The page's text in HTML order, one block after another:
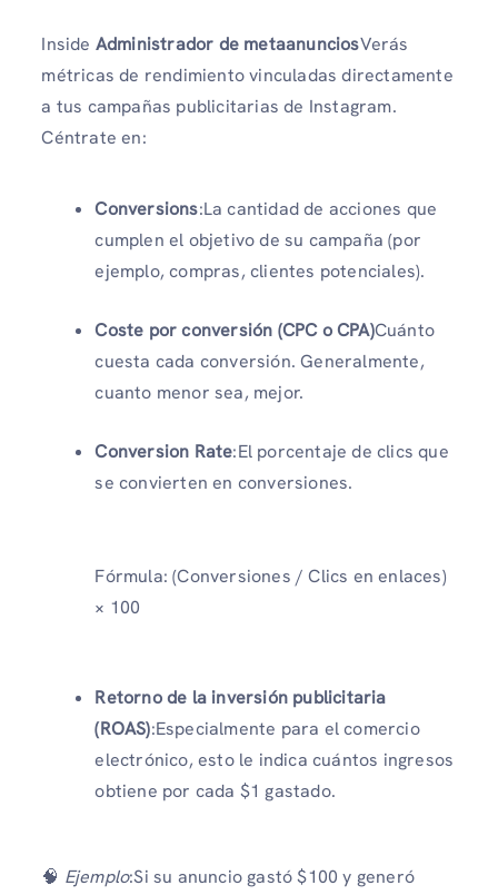
Inside Administrador de metaanunciosVerás
métricas de rendimiento vinculadas directamente
a tus campañas publicitarias de Instagram.
Céntrate en:
Conversions:La cantidad de acciones que
cumplen el objetivo de su campaña (por
ejemplo, compras, clientes potenciales).
Coste por conversión (CPC o CPA)Cuánto
cuesta cada conversión. Generalmente,
cuanto menor sea, mejor.
Conversion Rate:El porcentaje de clics que
se convierten en conversiones.
Fórmula: (Conversiones / Clics en enlaces)
× 100
Retorno de la inversión publicitaria
(ROAS):Especialmente para el comercio
electrónico, esto le indica cuántos ingresos
obtiene por cada $1 gastado.
🧠 Ejemplo:Si su anuncio gastó $100 y generó